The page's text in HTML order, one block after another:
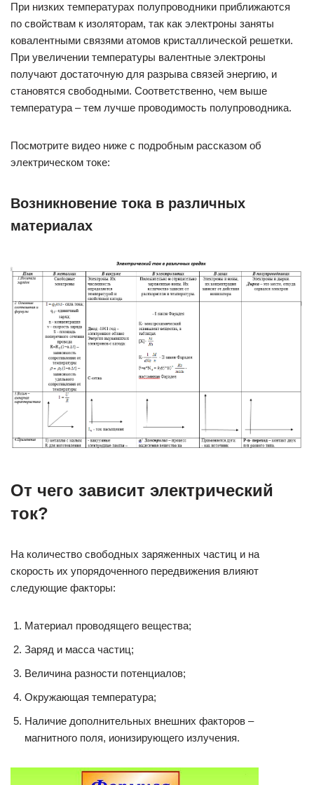
При низких температурах полупроводники приближаются
по свойствам к изоляторам, так как электроны заняты
ковалентными связями атомов кристаллической решетки.
При увеличении температуры валентные электроны
получают достаточную для разрыва связей энергию, и
становятся свободными. Соответственно, чем выше
температура – тем лучше проводимость полупроводника.
Посмотрите видео ниже с подробным рассказом об
электрическом токе:
Возникновение тока в различных
материалах
От чего зависит электрический
ток?
На количество свободных заряженных частиц и на
скорость их упорядоченного передвижения влияют
следующие факторы:
Материал проводящего вещества;
Заряд и масса частиц;
Величина разности потенциалов;
Окружающая температура;
Наличие дополнительных внешних факторов –
магнитного поля, ионизирующего излучения.